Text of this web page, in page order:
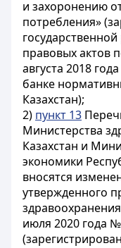
и захоронению
потребления»
правовых актов
августа 2018
банке
Казахстан);
2) пункт 13
Министерства
Казахстан и
экономики
вносятся
утвержденного
июля 2020 года